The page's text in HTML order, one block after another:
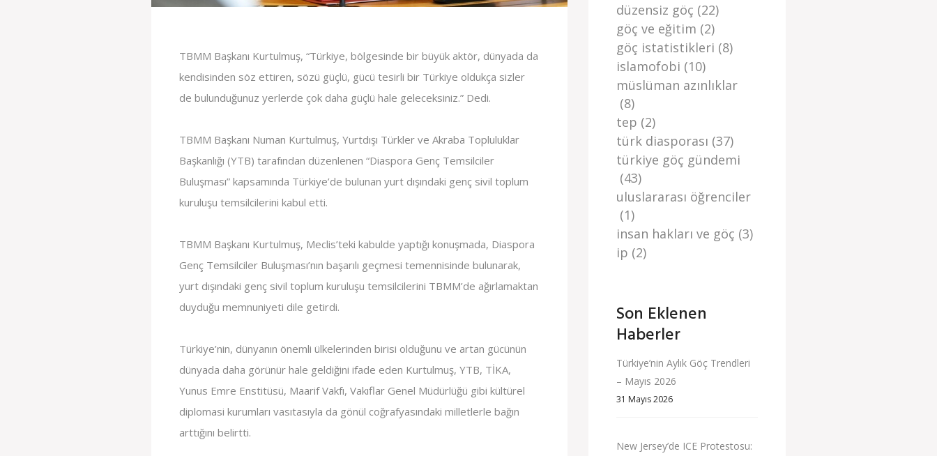
TBMM Başkanı Kurtulmuş, “Türkiye, bölgesinde bir büyük aktör, dünyada da
kendisinden söz ettiren, sözü güçlü, gücü tesirli bir Türkiye oldukça sizler
de bulunduğunuz yerlerde çok daha güçlü hale geleceksiniz.” Dedi.
TBMM Başkanı Numan Kurtulmuş, Yurtdışı Türkler ve Akraba Topluluklar
Başkanlığı (YTB) tarafından düzenlenen “Diaspora Genç Temsilciler
Buluşması” kapsamında Türkiye’de bulunan yurt dışındaki genç sivil toplum
kuruluşu temsilcilerini kabul etti.
TBMM Başkanı Kurtulmuş, Meclis’teki kabulde yaptığı konuşmada, Diaspora
Genç Temsilciler Buluşması’nın başarılı geçmesi temennisinde bulunarak,
yurt dışındaki genç sivil toplum kuruluşu temsilcilerini TBMM’de ağırlamaktan
duyduğu memnuniyeti dile getirdi.
Türkiye’nin, dünyanın önemli ülkelerinden birisi olduğunu ve artan gücünün
dünyada daha görünür hale geldiğini ifade eden Kurtulmuş, YTB, TİKA,
Yunus Emre Enstitüsü, Maarif Vakfı, Vakıflar Genel Müdürlüğü gibi kültürel
diplomasi kurumları vasıtasıyla da gönül coğrafyasındaki milletlerle bağın
arttığını belirtti.
düzensi̇z göç (22)
göç ve eği̇ti̇m (2)
göç i̇stati̇sti̇kleri̇ (8)
islamofobi (10)
müslüman azınlıklar
(8)
tep (2)
türk di̇asporasi (37)
türki̇ye göç gündemi̇
(43)
uluslararası öğrenciler
(1)
i̇nsan haklari ve göç (3)
i̇p (2)
Son Eklenen
Haberler
Türkiye’nin Aylık Göç Trendleri
– Mayıs 2026
31 Mayıs 2026
New Jersey’de ICE Protestosu: